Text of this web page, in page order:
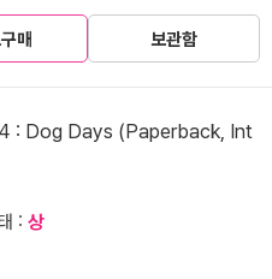
매 보관함
: Dog Days (Paperback, Int
: 상